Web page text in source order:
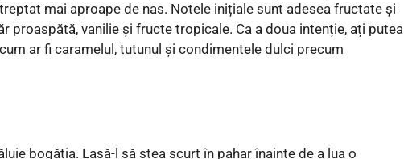
mai aproape de nas. Notele inițiale sunt adesea fructate și
proaspătă, vanilie și fructe tropicale. Ca a doua intenție, ați putea
ar fi caramelul, tutunul și condimentele dulci precum
bogăția. Lasă-l să stea scurt în pahar înainte de a lua o